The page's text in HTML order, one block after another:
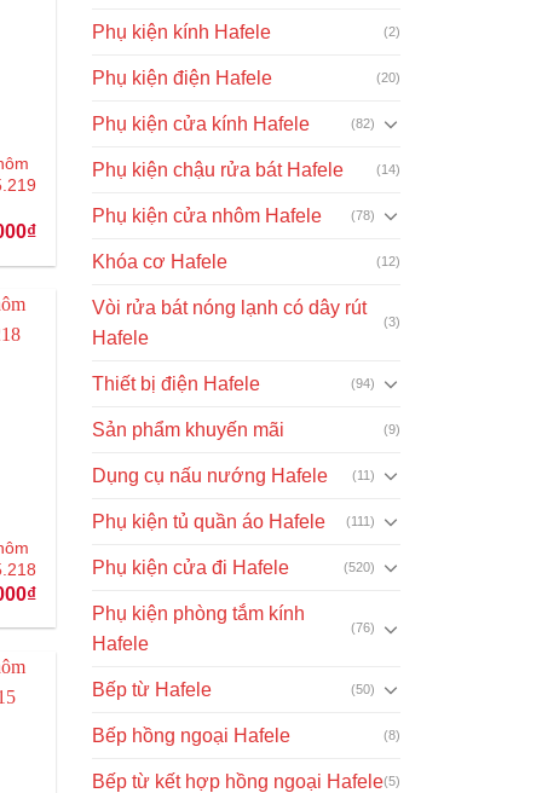
₫Giá
tại
1.326.000₫.
₫Giá
tại
Phụ kiện kính Hafele (2)
Phụ kiện điện Hafele (20)
Phụ kiện cửa kính Hafele (82)
Phụ kiện chậu rửa bát Hafele (14)
Phụ kiện cửa nhôm Hafele (78)
Khóa cơ Hafele (12)
Vòi rửa bát nóng lạnh có dây rút
Hafele
(3)
Thiết bị điện Hafele (94)
Sản phẩm khuyến mãi (9)
Dụng cụ nấu nướng Hafele (11)
Phụ kiện tủ quần áo Hafele (111)
Phụ kiện cửa đi Hafele (520)
Phụ kiện phòng tắm kính
Hafele
(76)
Bếp từ Hafele (50)
Bếp hồng ngoại Hafele (8)
Bếp từ kết hợp hồng ngoại Hafele(5)